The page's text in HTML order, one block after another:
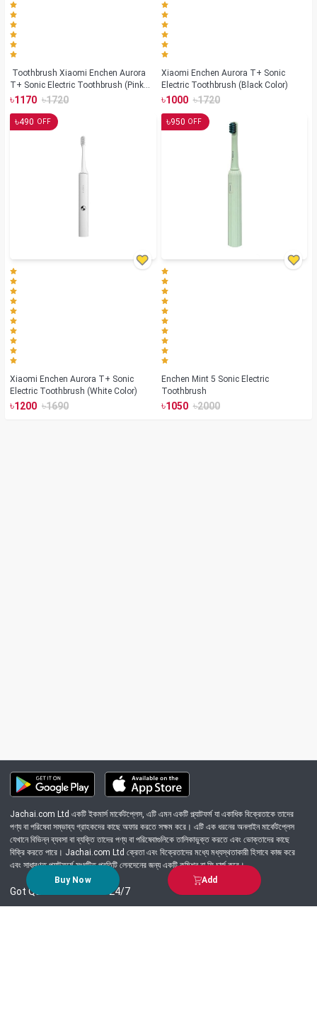
Buy Now Add
Toothbrush Xiaomi Enchen Aurora
T+ Sonic Electric Toothbrush (Pink
Color)
৳1170 ৳1720
Xiaomi Enchen Aurora T+ Sonic
Electric Toothbrush (Black Color)
৳1000 ৳1720
৳490 OFF
Xiaomi Enchen Aurora T+ Sonic
Electric Toothbrush (White Color)
৳1200 ৳1690
৳950 OFF
Enchen Mint 5 Sonic Electric
Toothbrush
৳1050 ৳2000
Jachai.com Ltd একটি ইকমার্স মার্কেটপ্লেস, এটি এমন একটি প্ল্যাটফর্ম যা একাধিক বিক্রেতাকে তাদের
পণ্য বা পরিষেবা সম্ভাব্য গ্রাহকদের কাছে অফার করতে সক্ষম করে। এটি এক ধরনের অনলাইন মার্কেটপ্লেস
যেখানে বিভিন্ন ব্যবসা বা ব্যক্তি তাদের পণ্য বা পরিষেবাগুলিকে তালিকাভুক্ত করতে এবং ভোক্তাদের কাছে
বিক্রি করতে পারে। Jachai.com Ltd ক্রেতা এবং বিক্রেতাদের মধ্যে মধ্যস্থতাকারী হিসাবে কাজ করে
এবং সাধারণত প্ল্যাটফর্মে সংঘটিত প্রতিটি লেনদেনের জন্য একটি কমিশন বা ফি চার্জ করে।
Got Question? Call us 24/7